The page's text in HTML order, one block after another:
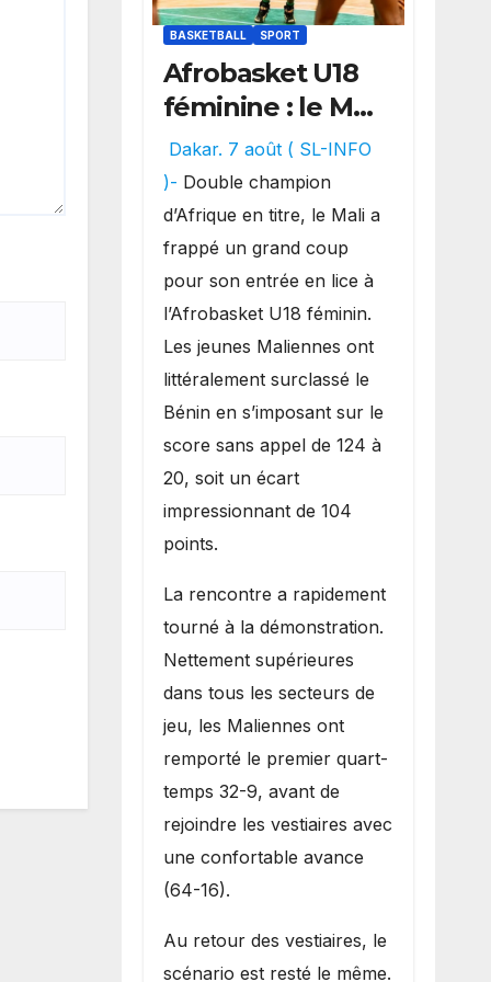
BASKETBALL SPORT
Afrobasket U18
féminine : le Mali
réalise un
véritable festival
offensif et
inflige une
lourde défaite
au Bénin.
Dakar. 7 août ( SL-INFO
)- Double champion
d’Afrique en titre, le Mali a
frappé un grand coup
pour son entrée en lice à
l’Afrobasket U18 féminin.
Les jeunes Maliennes ont
littéralement surclassé le
Bénin en s’imposant sur le
score sans appel de 124 à
20, soit un écart
impressionnant de 104
points.
La rencontre a rapidement
tourné à la démonstration.
Nettement supérieures
dans tous les secteurs de
jeu, les Maliennes ont
remporté le premier quart-
temps 32-9, avant de
rejoindre les vestiaires avec
une confortable avance
(64-16).
Au retour des vestiaires, le
scénario est resté le même.